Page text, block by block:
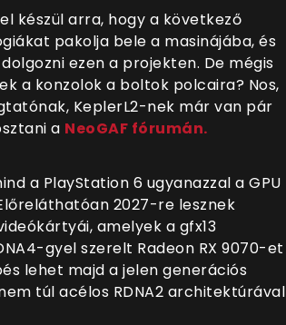
készül arra, hogy a következő
pakolja bele a masinájába, és
ezen a projekten. De mégis
a konzolok a boltok polcaira? Nos,
KeplerL2-nek már van pár
a NeoGAF fórumán.
a PlayStation 6 ugyanazzal a GPU
2027-re lesznek
amelyek a gfx13
gyel szerelt Radeon RX 9070-et
lehet majd a jelen generációs
túl acélos RDNA2 architektúrával